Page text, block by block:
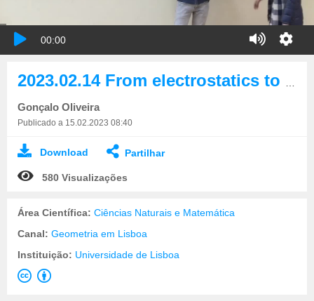
00:00
Gonçalo Oliveira
Publicado a 15.02.2023 08:40
Download Partilhar
580 Visualizações
Área Científica: Ciências Naturais e Matemática
Canal: Geometria em Lisboa
Instituição: Universidade de Lisboa